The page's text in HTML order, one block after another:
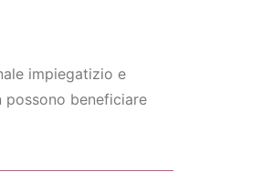
impiegatizio e
beneficiare